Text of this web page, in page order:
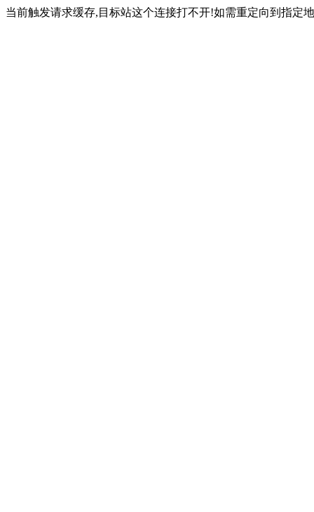
当前触发请求缓存,目标站这个连接打不开!如需重定向到指定